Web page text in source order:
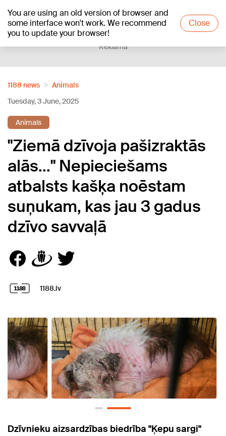
You are using an old version of browser and
some interface won't work. We recommend
you to update your browser!
Close
+19°C
Reklāma
1188 news
Animals
Tuesday, 3 June, 2025
Animals
"Ziemā dzīvoja pašizraktās
alās..." Nepieciešams
atbalsts kašķa noēstam
suņukam, kas jau 3 gadus
dzīvo savvaļā
1188.lv
Dzīvnieku aizsardzības biedrība "Ķepu sargi"